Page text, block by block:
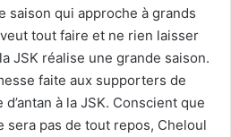
saison qui approche à grands
tout faire et ne rien laisser
JSK réalise une grande saison.
faite aux supporters de
à la JSK. Conscient que
sera pas de tout repos, Cheloul